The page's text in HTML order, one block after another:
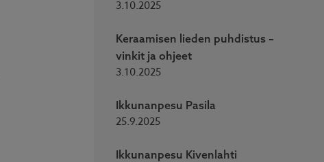
3.10.2025
Keraamisen lieden puhdistus –
vinkit ja ohjeet
3.10.2025
Ikkunanpesu Pasila
25.9.2025
Ikkunanpesu Kivenlahti